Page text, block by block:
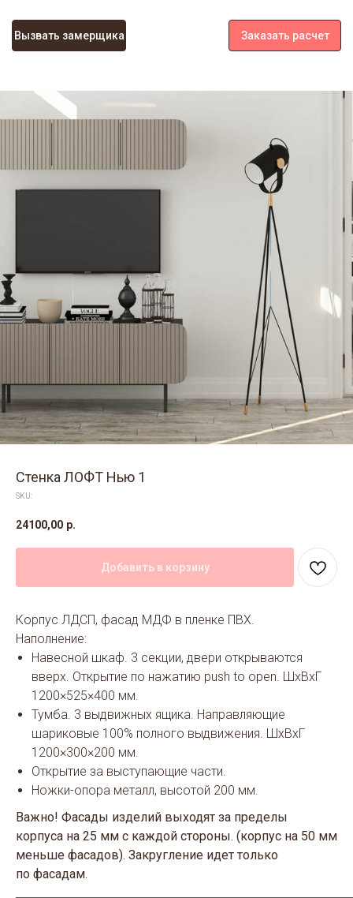
Заказать расчет
Вызвать замерщика
Стенка ЛОФТ Нью 1
SKU:
24100,00 р.
Добавить в корзину
Корпус ЛДСП, фасад МДФ в пленке ПВХ.
Наполнение:
Навесной шкаф. 3 секции, двери открываются
вверх. Открытие по нажатию push to open. ШхВхГ
1200×525×400 мм.
Тумба. 3 выдвижных ящика. Направляющие
шариковые 100% полного выдвижения. ШхВхГ
1200×300×200 мм.
Открытие за выступающие части.
Ножки-опора металл, высотой 200 мм.
Важно! Фасады изделий выходят за пределы
корпуса на 25 мм с каждой стороны. (корпус на 50 мм
меньше фасадов). Закругление идет только
по фасадам.